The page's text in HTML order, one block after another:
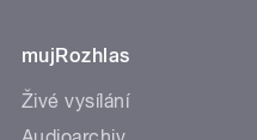
mujRozhlas
Živé vysílání